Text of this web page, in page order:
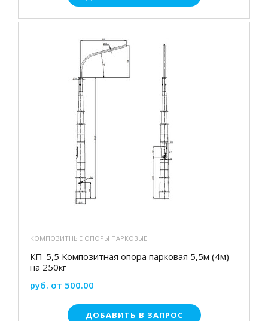
КОМПОЗИТНЫЕ ОПОРЫ ПАРКОВЫЕ
КП-5,5 Композитная опора парковая 5,5м (4м)
на 250кг
руб. от 500.00
ДОБАВИТЬ В ЗАПРОС